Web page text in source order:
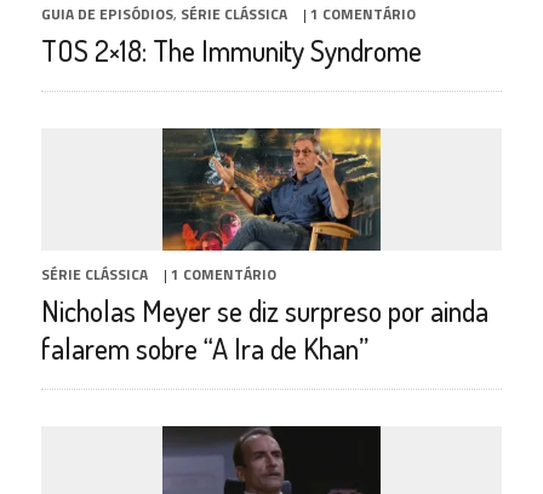
GUIA DE EPISÓDIOS, SÉRIE CLÁSSICA | 1 COMENTÁRIO
TOS 2×18: The Immunity Syndrome
SÉRIE CLÁSSICA | 1 COMENTÁRIO
Nicholas Meyer se diz surpreso por ainda
falarem sobre “A Ira de Khan”